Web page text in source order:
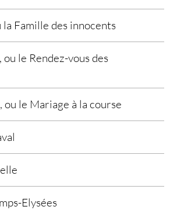
la Famille des innocents
le Rendez-vous des
ou le Mariage à la course
Elysées